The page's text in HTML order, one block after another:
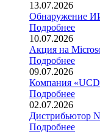
13.07.2026
Обнаружение
Подробнее
10.07.2026
Акция на
Подробнее
09.07.2026
Компания «UCD
Подробнее
02.07.2026
Дистрибьютор
Подробнее